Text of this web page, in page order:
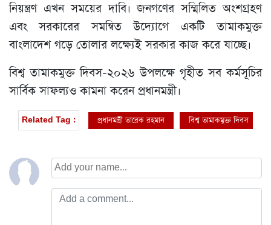
নিয়ন্ত্রণ এখন সময়ের দাবি। জনগণের সম্মিলিত অংশগ্রহণ
এবং সরকারের সমন্বিত উদ্যোগে একটি তামাকমুক্ত
বাংলাদেশ গড়ে তোলার লক্ষ্যেই সরকার কাজ করে যাচ্ছে।
বিশ্ব তামাকমুক্ত দিবস-২০২৬ উপলক্ষে গৃহীত সব কর্মসূচির
সার্বিক সাফল্যও কামনা করেন প্রধানমন্ত্রী।
Related Tag : প্রধানমন্ত্রী তারেক রহমান বিশ্ব তামাকমুক্ত দিবস